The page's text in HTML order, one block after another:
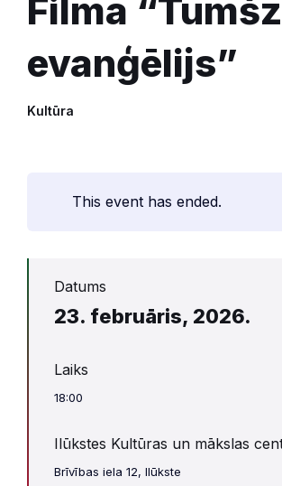
Filma
evanģēlijs”
Kultūra
This event has ended.
Datums
23. februāris, 2026.
Laiks
18:00
Ilūkstes Kultūras un mākslas
Brīvības iela 12, Ilūkste